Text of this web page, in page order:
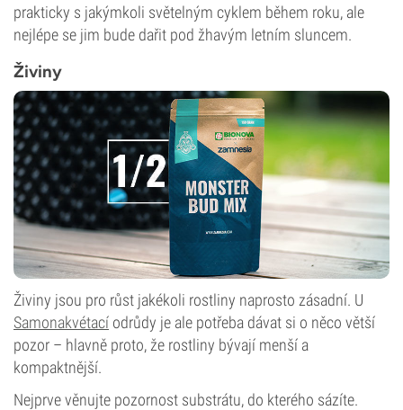
prakticky s jakýmkoli světelným cyklem během roku, ale
nejlépe se jim bude dařit pod žhavým letním sluncem.
Živiny
Živiny jsou pro růst jakékoli rostliny naprosto zásadní. U
Samonakvétací odrůdy je ale potřeba dávat si o něco větší
pozor – hlavně proto, že rostliny bývají menší a
kompaktnější.
Nejprve věnujte pozornost substrátu, do kterého sázíte.